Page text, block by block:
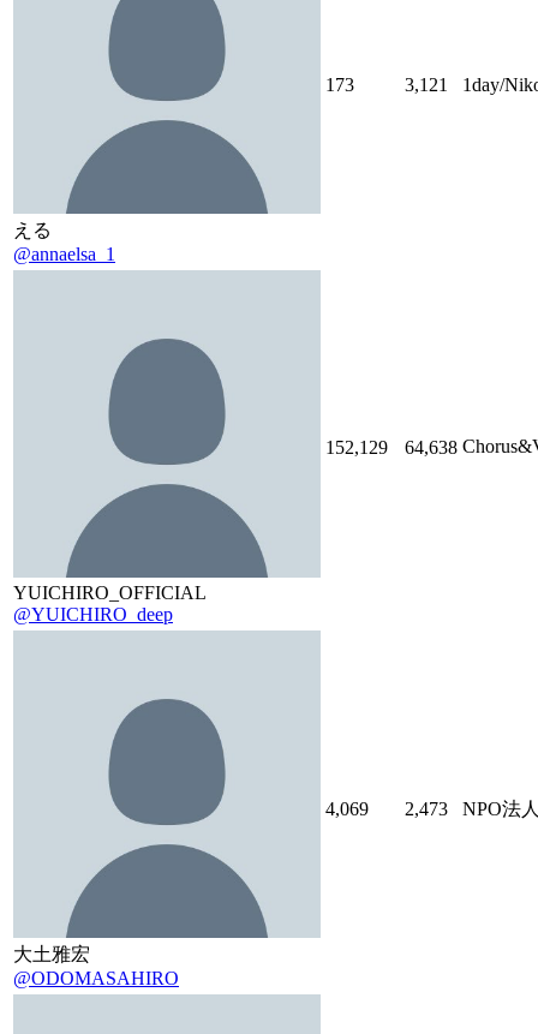
える
@annaelsa_1
173 3,121 1day/
YUICHIRO_OFFICIAL
@YUICHIRO_deep
152,129 64,638
大土雅宏
@ODOMASAHIRO
4,069 2,473 NPO法